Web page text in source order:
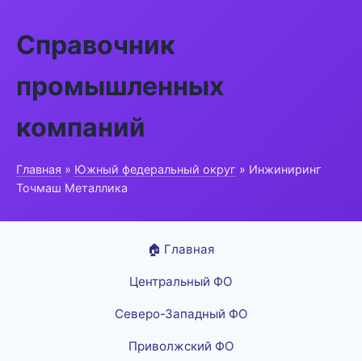
Справочник
промышленных
компаний
Главная » Южный федеральный округ » Инжиниринг
Точмаш Металлика
🏠 Главная
Центральный ФО
Северо-Западный ФО
Приволжский ФО